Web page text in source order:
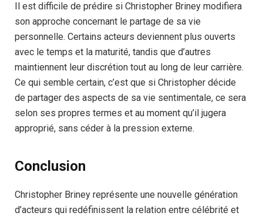
Il est difficile de prédire si Christopher Briney modifiera
son approche concernant le partage de sa vie
personnelle. Certains acteurs deviennent plus ouverts
avec le temps et la maturité, tandis que d’autres
maintiennent leur discrétion tout au long de leur carrière.
Ce qui semble certain, c’est que si Christopher décide
de partager des aspects de sa vie sentimentale, ce sera
selon ses propres termes et au moment qu’il jugera
approprié, sans céder à la pression externe.
Conclusion
Christopher Briney représente une nouvelle génération
d’acteurs qui redéfinissent la relation entre célébrité et